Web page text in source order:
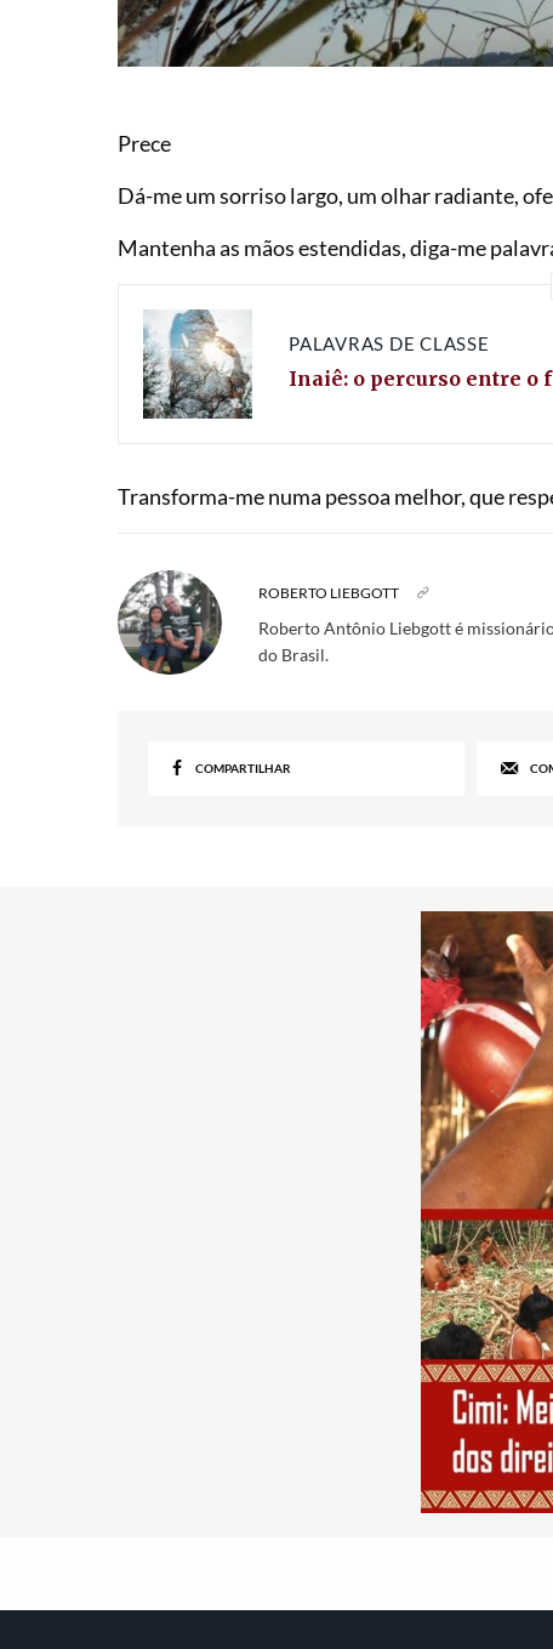
Prece
Dá-me um sorriso largo, um olhar radiante,
Mantenha as mãos estendidas, diga-me
PALAVRAS DE CLASSE
Inaiê: o percurso entre o
Transforma-me numa pessoa melhor, que
ROBERTO LIEBGOTT
Roberto Antônio Liebgott é
do Brasil.
COMPARTILHAR